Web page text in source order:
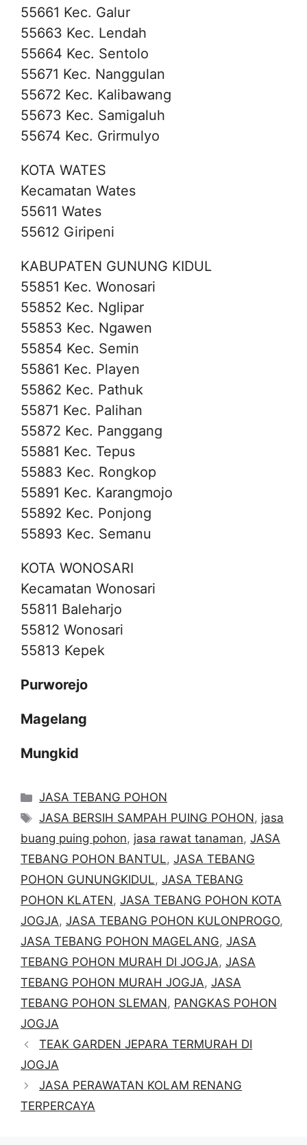
55661 Kec. Galur
55663 Kec. Lendah
55664 Kec. Sentolo
55671 Kec. Nanggulan
55672 Kec. Kalibawang
55673 Kec. Samigaluh
55674 Kec. Grirmulyo
KOTA WATES
Kecamatan Wates
55611 Wates
55612 Giripeni
KABUPATEN GUNUNG KIDUL
55851 Kec. Wonosari
55852 Kec. Nglipar
55853 Kec. Ngawen
55854 Kec. Semin
55861 Kec. Playen
55862 Kec. Pathuk
55871 Kec. Palihan
55872 Kec. Panggang
55881 Kec. Tepus
55883 Kec. Rongkop
55891 Kec. Karangmojo
55892 Kec. Ponjong
55893 Kec. Semanu
KOTA WONOSARI
Kecamatan Wonosari
55811 Baleharjo
55812 Wonosari
55813 Kepek
Purworejo
Magelang
Mungkid
Categories
JASA TEBANG POHON
Tags
JASA BERSIH SAMPAH PUING POHON, jasa
buang puing pohon, jasa rawat tanaman, JASA
TEBANG POHON BANTUL, JASA TEBANG
POHON GUNUNGKIDUL, JASA TEBANG
POHON KLATEN, JASA TEBANG POHON KOTA
JOGJA, JASA TEBANG POHON KULONPROGO,
JASA TEBANG POHON MAGELANG, JASA
TEBANG POHON MURAH DI JOGJA, JASA
TEBANG POHON MURAH JOGJA, JASA
TEBANG POHON SLEMAN, PANGKAS POHON
JOGJA
TEAK GARDEN JEPARA TERMURAH DI
JOGJA
JASA PERAWATAN KOLAM RENANG
TERPERCAYA